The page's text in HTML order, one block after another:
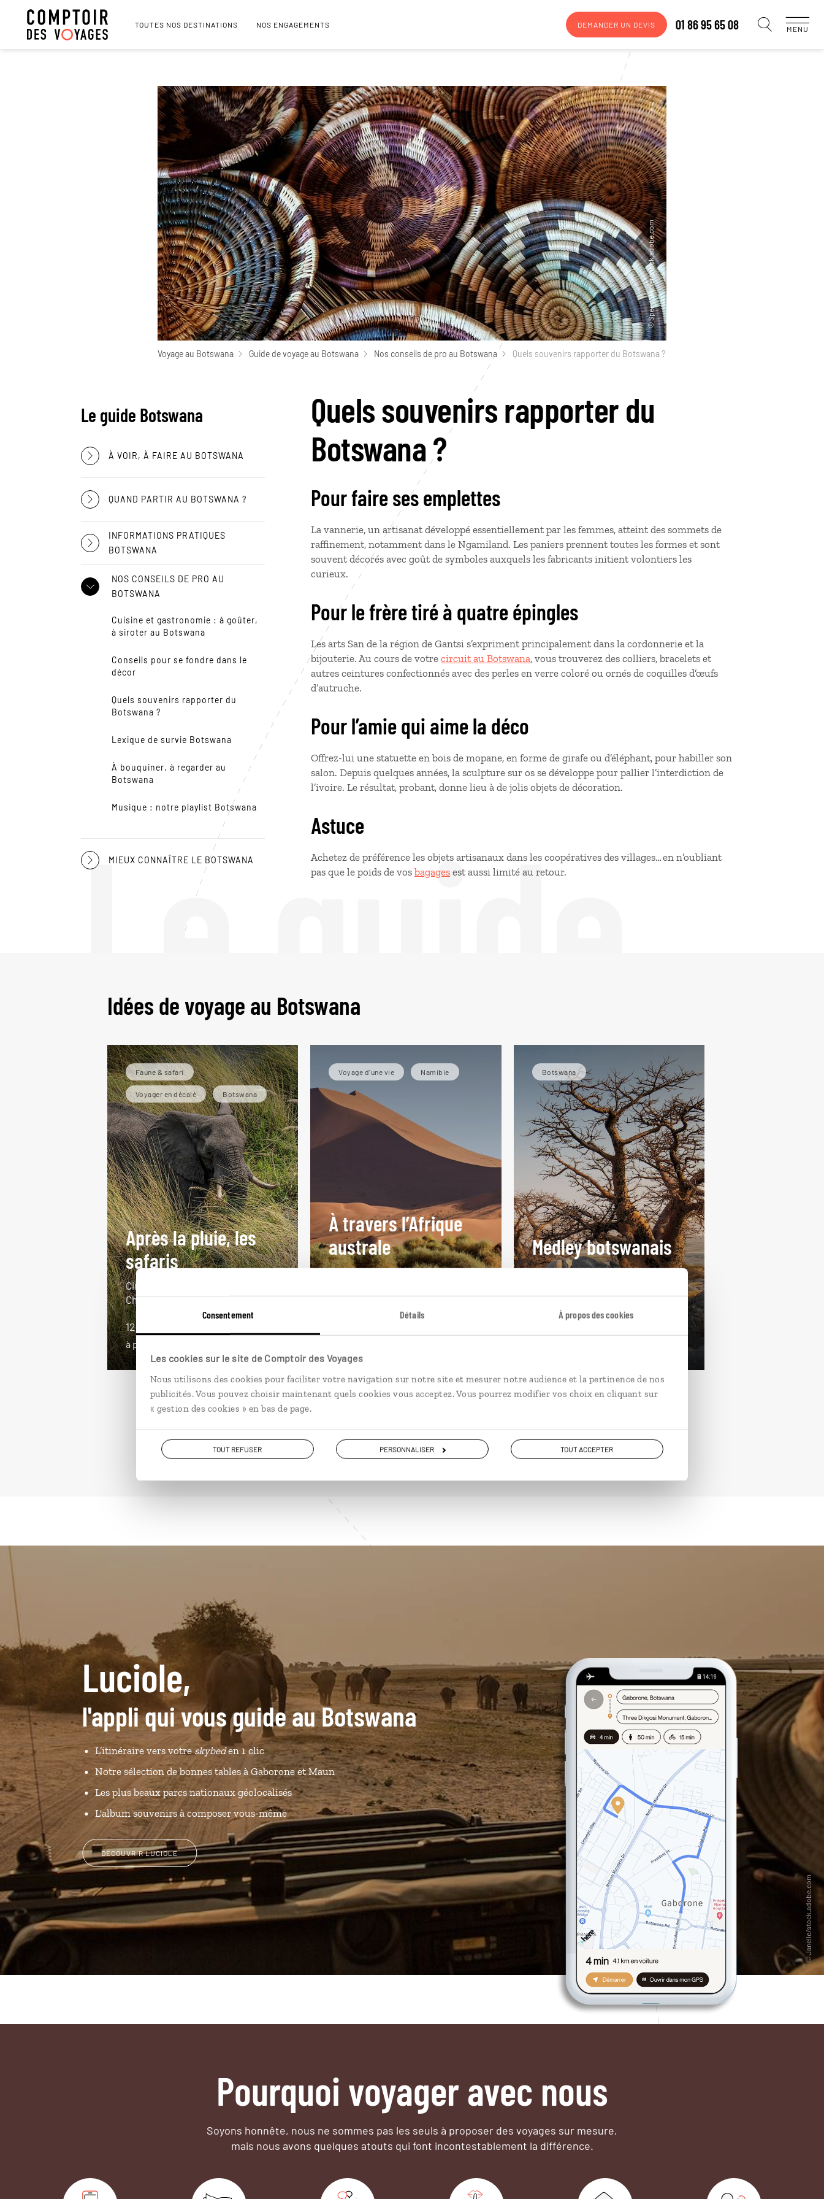
Consentement Détails À propos des cookies
Les cookies sur le site de Comptoir des Voyages
Nous utilisons des cookies pour faciliter votre navigation sur notre site et mesurer notre audience et la pertinence de nos
publicités. Vous pouvez choisir maintenant quels cookies vous acceptez. Vous pourrez modifier vos choix en cliquant sur
« gestion des cookies » en bas de page.
TOUT REFUSER PERSONNALISER TOUT ACCEPTER
TOUTES NOS DESTINATIONS NOS ENGAGEMENTS DEMANDER UN DEVIS 01 86 95 65 08 MENU
Voyage au Botswana Guide de voyage au Botswana Nos conseils de pro au Botswana Quels souvenirs rapporter du Botswana ?
Le guide
Le guide Botswana
À VOIR, À FAIRE AU BOTSWANA
QUAND PARTIR AU BOTSWANA ?
INFORMATIONS PRATIQUES
BOTSWANA
NOS CONSEILS DE PRO AU
BOTSWANA
Cuisine et gastronomie : à goûter,
à siroter au Botswana
Conseils pour se fondre dans le
décor
Quels souvenirs rapporter du
Botswana ?
Lexique de survie Botswana
À bouquiner, à regarder au
Botswana
Musique : notre playlist Botswana
MIEUX CONNAÎTRE LE BOTSWANA
Quels souvenirs rapporter du
Botswana ?
Pour faire ses emplettes
La vannerie, un artisanat développé essentiellement par les femmes, atteint des sommets de
raffinement, notamment dans le Ngamiland. Les paniers prennent toutes les formes et sont
souvent décorés avec goût de symboles auxquels les fabricants initient volontiers les
curieux.
Pour le frère tiré à quatre épingles
Les arts San de la région de Gantsi s’expriment principalement dans la cordonnerie et la
bijouterie. Au cours de votre circuit au Botswana, vous trouverez des colliers, bracelets et
autres ceintures confectionnés avec des perles en verre coloré ou ornés de coquilles d’œufs
d’autruche.
Pour l’amie qui aime la déco
Offrez-lui une statuette en bois de mopane, en forme de girafe ou d’éléphant, pour habiller son
salon. Depuis quelques années, la sculpture sur os se développe pour pallier l’interdiction de
l’ivoire. Le résultat, probant, donne lieu à de jolis objets de décoration.
Astuce
Achetez de préférence les objets artisanaux dans les coopératives des villages… en n’oubliant
pas que le poids de vos bagages est aussi limité au retour.
Idées de voyage au Botswana
Faune & safari
Voyager en décalé Botswana
Après la pluie, les
safaris
Circuit Botswana hors saison :
Chobe, Moremi, delta Okavango…
12 jours / 9 nuits
à partir de 5500€
Voyage d'une vie Namibie
À travers l’Afrique
australe
Circuit autotour en 4 × 4 en
Zimbabwe.
Botswana
Medley botswanais
Circuit autotour au Botswana :
Makgadikgadi, Khwai-Moremi…
VOIR NOS 8 IDÉES DE VOYAGE AU BOTSWANA
Luciole,
l'appli qui vous guide au Botswana
L’itinéraire vers votreskybeden 1 clic
Notre sélection de bonnes tables à Gaborone et Maun
Les plus beaux parcs nationaux géolocalisés
L'album souvenirs à composer vous-même
DÉCOUVRIR LUCIOLE
Pourquoi voyager avec nous
Soyons honnête, nous ne sommes pas les seuls à proposer des voyages sur mesure,
mais nous avons quelques atouts qui font incontestablement la différence.